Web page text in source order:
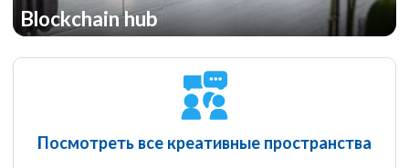
Blockchain hub
Посмотреть все креативные пространства